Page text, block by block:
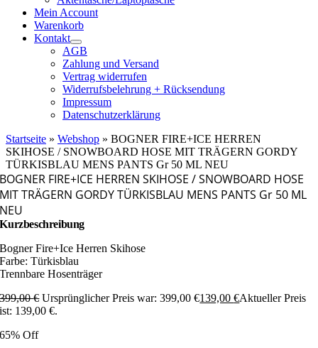
Mein Account
Warenkorb
Kontakt
AGB
Zahlung und Versand
Vertrag widerrufen
Widerrufsbelehrung + Rücksendung
Impressum
Datenschutzerklärung
Startseite » Webshop » BOGNER FIRE+ICE HERREN
SKIHOSE / SNOWBOARD HOSE MIT TRÄGERN GORDY
TÜRKISBLAU MENS PANTS Gr 50 ML NEU
BOGNER FIRE+ICE HERREN SKIHOSE / SNOWBOARD HOSE
MIT TRÄGERN GORDY TÜRKISBLAU MENS PANTS Gr 50 ML
NEU
Kurzbeschreibung
Bogner Fire+Ice Herren Skihose
Farbe: Türkisblau
Trennbare Hosenträger
399,00€ Ursprünglicher Preis war: 399,00 €139,00€Aktueller Preis
ist: 139,00 €.
65% Off